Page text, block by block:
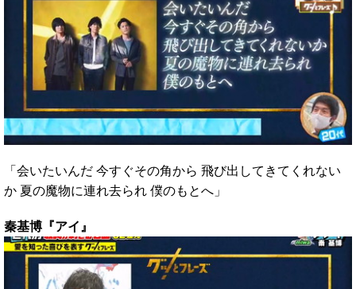
「会いたいんだ 今すぐその角から 飛び出してきてくれない
か 夏の魔物に連れ去られ 僕のもとへ」
秦基博『アイ』